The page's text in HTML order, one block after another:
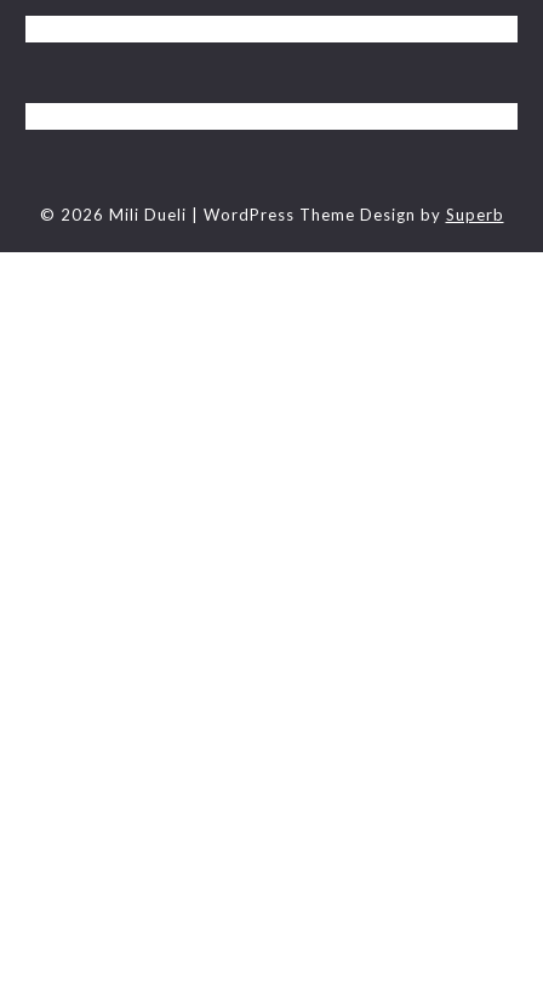
© 2026 Mili Dueli | WordPress Theme Design by Superb